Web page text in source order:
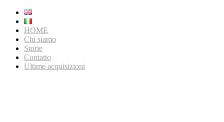
HOME
Chi siamo
Storie
Contatto
Ultime acquisizioni